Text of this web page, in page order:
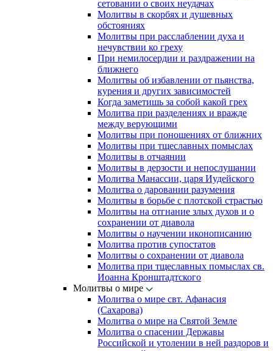
сетовании о своих неудачах
Молитвы в скорбях и душевных
обстояниях
Молитвы при расслаблении духа и
нечувствии ко греху
При немилосердии и раздражении на
ближнего
Молитвы об избавлении от пьянства,
курения и других зависимостей
Когда заметишь за собой какой грех
Молитва при разделениях и вражде
между верующими
Молитвы при поношениях от ближних
Молитвы при тщеславных помыслах
Молитвы в отчаянии
Молитвы в дерзости и непослушании
Молитва Манассии, царя Иудейского
Молитва о даровании разумения
Молитвы в борьбе с плотской страстью
Молитвы на отгнание злых духов и о
сохранении от диавола
Молитвы о научении иконописанию
Молитва против супостатов
Молитвы о сохранении от диавола
Молитва при тщеславных помыслах св.
Иоанна Кронштадтского
Молитвы о мире
Молитва о мире свт. Афанасия
(Сахарова)
Молитва о мире на Святой Земле
Молитва о спасении Державы
Российской и утолении в ней раздоров и